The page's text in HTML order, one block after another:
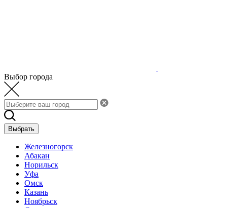
Выбор города
Выбрать
Железногорск
Абакан
Норильск
Уфа
Омск
Казань
Ноябрьск